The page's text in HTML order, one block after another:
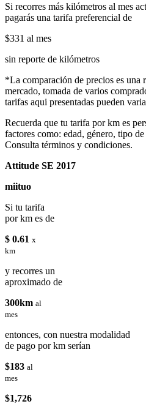
Si recorres más kilómetros al mes
pagarás una tarifa preferencial de
$331 al mes
sin reporte de kilómetros
*La comparación de precios es una
mercado, tomada de varios
tarifas aqui presentadas pueden
Recuerda que tu tarifa por km es
factores como: edad, género, tipo
Consulta términos y condiciones.
Attitude SE 2017
miituo
Si tu tarifa
por km es de
$ 0.61 x
km
y recorres un
aproximado de
300km al
mes
entonces, con nuestra modalidad
de pago por km serían
$183 al
mes
$1,726